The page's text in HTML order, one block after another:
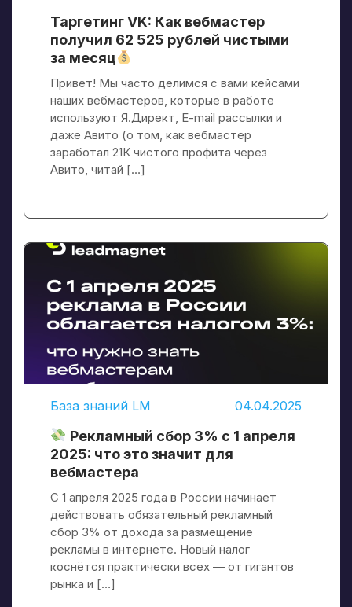
Таргетинг VK: Как вебмастер
получил 62 525 рублей чистыми
за месяц
Привет! Мы часто делимся с вами кейсами
наших вебмастеров, которые в работе
используют Я.Директ, E-mail рассылки и
даже Авито (о том, как вебмастер
заработал 21К чистого профита через
Авито, читай […]
База знаний LM 04.04.2025
Рекламный сбор 3% с 1 апреля
2025: что это значит для
вебмастера
С 1 апреля 2025 года в России начинает
действовать обязательный рекламный
сбор 3% от дохода за размещение
рекламы в интернете. Новый налог
коснётся практически всех — от гигантов
рынка и […]